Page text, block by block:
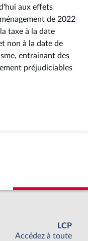
aux effets
de 2022
taxe à la date
non à la date de
entrainant des
préjudiciables
LCP
Accédez à toute